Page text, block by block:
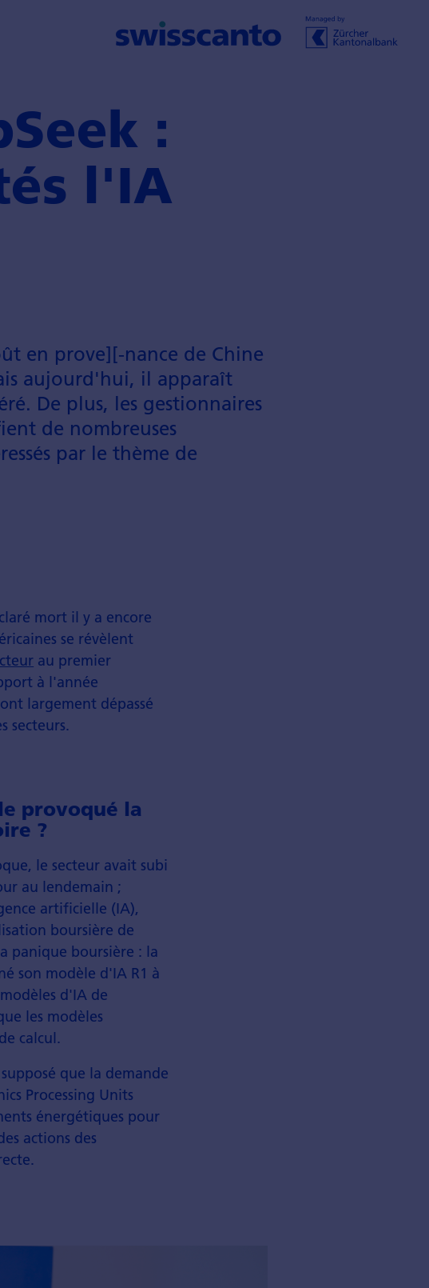
:
l'IA
en prove][-nance de Chine
aujourd'hui, il apparaît
De plus, les gestionnaires
de nom­breuses
par le thème de
mort il y a encore
se révèlent
au premier
à l'année
largement dépassé
secteurs.
provoqué la
?
le secteur avait subi
au lendemain ;
artificielle (IA),
boursière de
panique boursière : la
son modèle d'IA R1 à
d'IA de
les modèles
calcul.
que la demande
Processing Units
énergétiques pour
actions des